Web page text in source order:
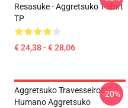
Resasuke - Aggretsuko T-Shirt
TP
€ 24,38 - € 28,06
Aggretsuko Travesseiros -
Humano Aggretsuko
-20%